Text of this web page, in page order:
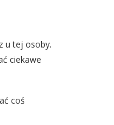
u tej osoby.
ciekawe
coś